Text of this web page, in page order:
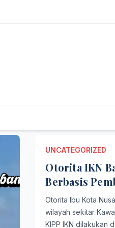
UNCATEGORIZED
Otorita IKN
Berbasis
Otorita Ibu Kota
wilayah sekitar
KIPP IKN dilakukan